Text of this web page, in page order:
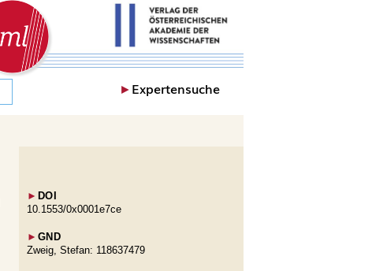
►Expertensuche
► DOI
10.1553/0x0001e7ce
► GND
Zweig, Stefan: 118637479